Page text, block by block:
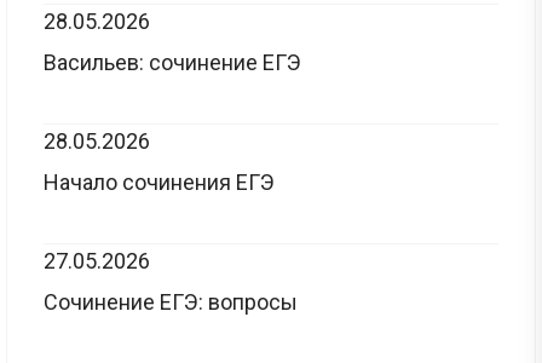
28.05.2026
Васильев: сочинение ЕГЭ
28.05.2026
Начало сочинения ЕГЭ
27.05.2026
Сочинение ЕГЭ: вопросы